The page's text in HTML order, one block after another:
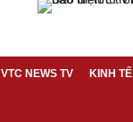
VTC NEWS TV KINH TẾ